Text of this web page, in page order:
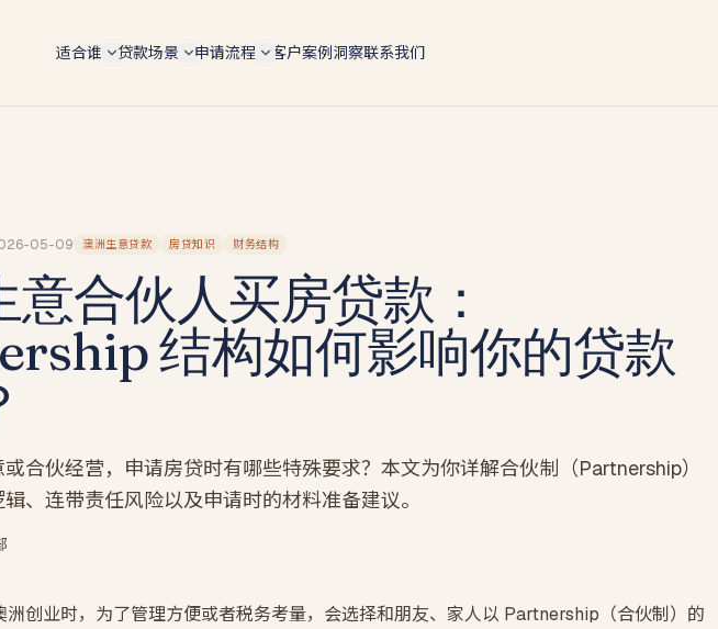
适合谁
自雇人士（总览）
Tradie 蓝领师傅
餐饮老板
餐厅 / 咖啡馆 / 酒吧 — 现金入账打包专项
墨尔本贷款经纪人 新
墨尔本本地自雇房贷专家 · 按区找经纪人（Box Hill /
Carlton 餐饮 / Box Hill IT / CBD 设计师 — 本地 suburb
风险地图
贷款场景
6 大场景总览
投资房 Investment
建房 Construction
商业 Commercial
套现 Cash-out
申请流程
5 步申请流程
Alt-doc 灵活文件
BAS + 流水 + 会计师信组合替代 2 年税单 · 18 家 lender
BAS-only 季报路径
4 季度 BAS + ABN 2 年 · 12 家 lender · 10 天 approval
投资房贷款 新
建筑贷款
自建 / 推倒重建 · 分阶段放款 progress payments
SMSF 房产贷款
客户案例洞察联系我们
05-09 澳洲生意贷款 房贷知识 财务结构
意合伙人买房贷款：
结构如何影响你的贷款
合伙经营，申请房贷时有哪些特殊要求？本文为你详解合伙制（Partnership）
、连带责任风险以及申请时的材料准备建议。
洲创业时，为了管理方便或者税务考量，会选择和朋友、家人以 Partnership（合伙制）的